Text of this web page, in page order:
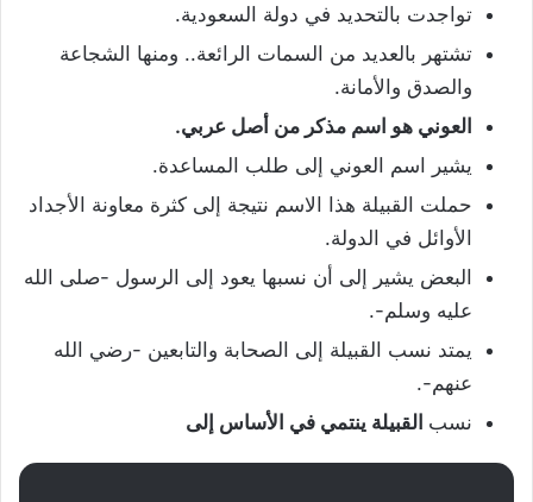
تواجدت بالتحديد في دولة السعودية.
تشتهر بالعديد من السمات الرائعة.. ومنها الشجاعة
والصدق والأمانة.
العوني هو اسم مذكر من أصل عربي.
يشير اسم العوني إلى طلب المساعدة.
حملت القبيلة هذا الاسم نتيجة إلى كثرة معاونة الأجداد
الأوائل في الدولة.
البعض يشير إلى أن نسبها يعود إلى الرسول -صلى الله
عليه وسلم-.
يمتد نسب القبيلة إلى الصحابة والتابعين -رضي الله
عنهم-.
نسب القبيلة ينتمي في الأساس إلى